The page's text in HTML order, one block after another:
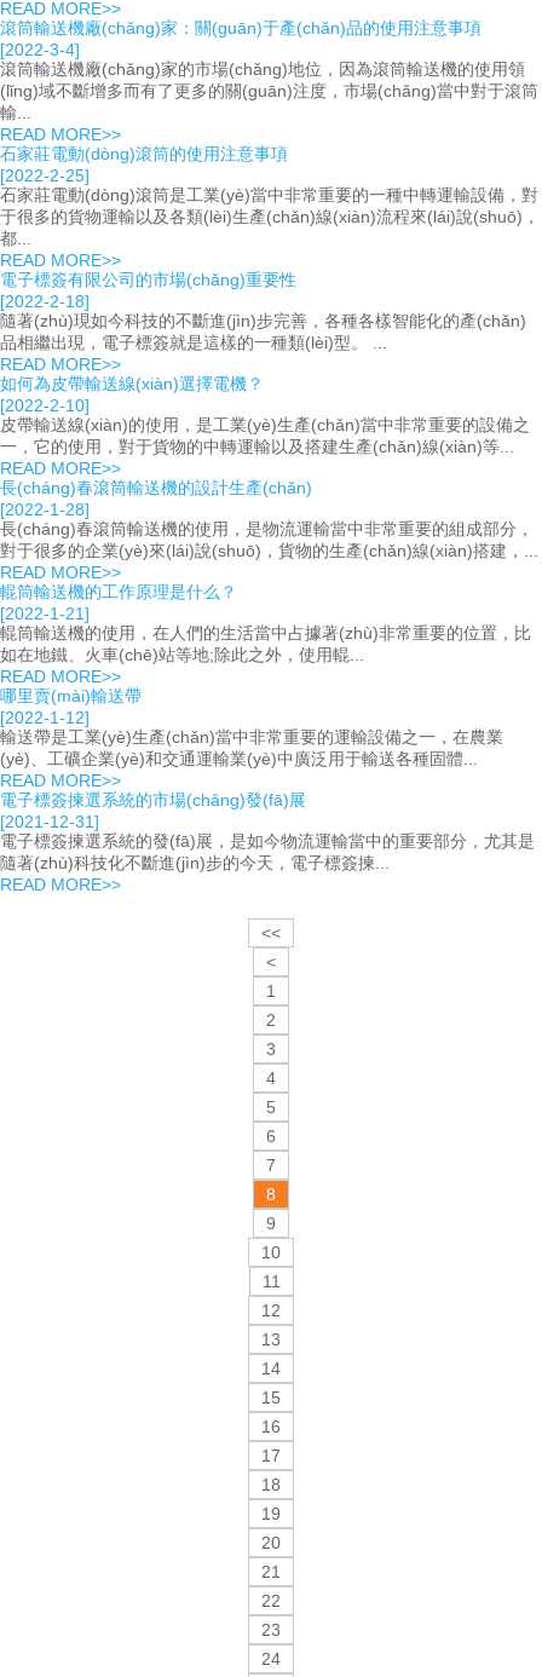
READ MORE>>
滾筒輸送機廠(chǎng)家：關(guān)于產(chǎn)品的使用注意事項
[2022-3-4]
滾筒輸送機廠(chǎng)家的市場(chǎng)地位，因為滾筒輸送機的使用領
(lǐng)域不斷增多而有了更多的關(guān)注度，市場(chǎng)當中對于滾筒
輸...
READ MORE>>
石家莊電動(dòng)滾筒的使用注意事項
[2022-2-25]
石家莊電動(dòng)滾筒是工業(yè)當中非常重要的一種中轉運輸設備，對
于很多的貨物運輸以及各類(lèi)生產(chǎn)線(xiàn)流程來(lái)說(shuō)，
都...
READ MORE>>
電子標簽有限公司的市場(chǎng)重要性
[2022-2-18]
隨著(zhù)現如今科技的不斷進(jìn)步完善，各種各樣智能化的產(chǎn)
品相繼出現，電子標簽就是這樣的一種類(lèi)型。 ...
READ MORE>>
如何為皮帶輸送線(xiàn)選擇電機？
[2022-2-10]
皮帶輸送線(xiàn)的使用，是工業(yè)生產(chǎn)當中非常重要的設備之
一，它的使用，對于貨物的中轉運輸以及搭建生產(chǎn)線(xiàn)等...
READ MORE>>
長(cháng)春滾筒輸送機的設計生產(chǎn)
[2022-1-28]
長(cháng)春滾筒輸送機的使用，是物流運輸當中非常重要的組成部分，
對于很多的企業(yè)來(lái)說(shuō)，貨物的生產(chǎn)線(xiàn)搭建，...
READ MORE>>
輥筒輸送機的工作原理是什么？
[2022-1-21]
輥筒輸送機的使用，在人們的生活當中占據著(zhù)非常重要的位置，比
如在地鐵、火車(chē)站等地;除此之外，使用輥...
READ MORE>>
哪里賣(mài)輸送帶
[2022-1-12]
輸送帶是工業(yè)生產(chǎn)當中非常重要的運輸設備之一，在農業
(yè)、工礦企業(yè)和交通運輸業(yè)中廣泛用于輸送各種固體...
READ MORE>>
電子標簽揀選系統的市場(chǎng)發(fā)展
[2021-12-31]
電子標簽揀選系統的發(fā)展，是如今物流運輸當中的重要部分，尤其是
隨著(zhù)科技化不斷進(jìn)步的今天，電子標簽揀...
READ MORE>>
<<
<
1
2
3
4
5
6
7
8
9
10
11
12
13
14
15
16
17
18
19
20
21
22
23
24